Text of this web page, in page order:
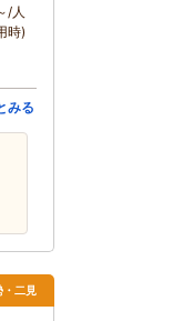
/人
時)
みる
・二見